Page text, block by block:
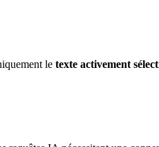
le texte activement